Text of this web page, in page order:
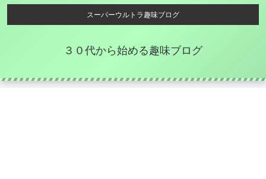
スーパーウルトラ趣味ブログ
３０代から始める趣味ブログ